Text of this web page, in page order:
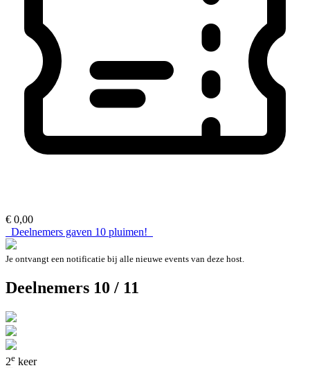
€ 0,00
Deelnemers gaven 10 pluimen!
Je ontvangt een notificatie bij alle nieuwe events van deze host.
Deelnemers 10 / 11
2e keer